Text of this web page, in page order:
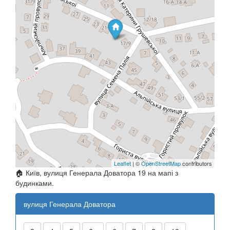
Leaflet| ©OpenStreetMapcontributors
🏠 Київ, вулиця Генерала Доватора 19 на мапі з
будинками.
вулиця Генерала Доватора